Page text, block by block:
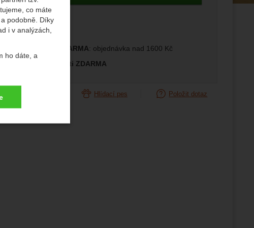
co máte
podobně. Díky
i v analýzách,
ho dáte, a
produktů a
a abyste se s
Doprava ČR ZDARMA: objednávka nad 1600 Kč
Výměna velikosti ZDARMA
Hlídací pes Položit dotaz